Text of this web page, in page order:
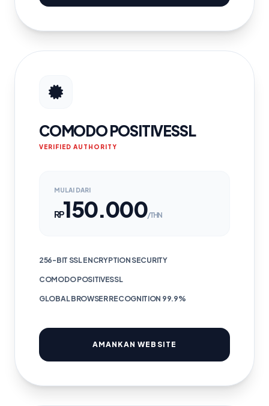
COMODO POSITIVESSL
VERIFIED AUTHORITY
MULAI DARI
RP150.000/THN
256-BIT SSL ENCRYPTION SECURITY
COMODO POSITIVESSL
GLOBAL BROWSER RECOGNITION 99.9%
AMANKAN WEBSITE